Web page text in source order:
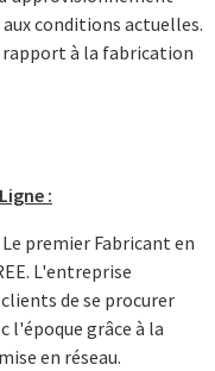
conditions actuelles.
à la fabrication
:
premier Fabricant en
L'entreprise
de se procurer
l'époque grâce à la
en réseau.